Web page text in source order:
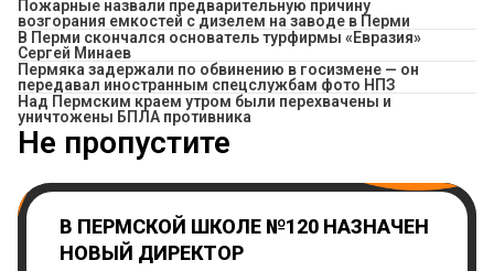
Пожарные назвали предварительную причину
возгорания емкостей с дизелем на заводе в Перми
В Перми скончался основатель турфирмы «Евразия»
Сергей Минаев
Пермяка задержали по обвинению в госизмене — он
передавал иностранным спецслужбам фото НПЗ
Над Пермским краем утром были перехвачены и
уничтожены БПЛА противника
Не пропустите
В ПЕРМСКОЙ ШКОЛЕ №120 НАЗНАЧЕН
НОВЫЙ ДИРЕКТОР